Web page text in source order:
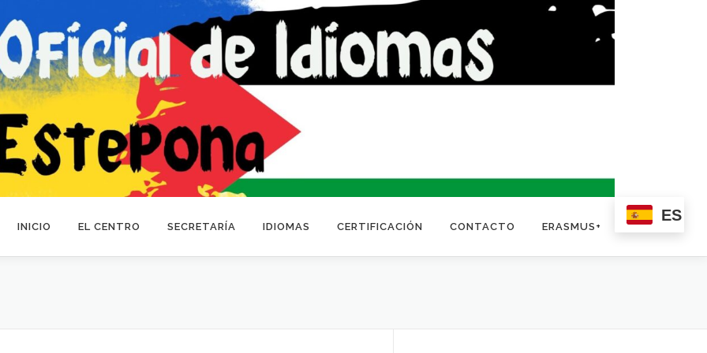
INICIO EL CENTRO SECRETARÍA IDIOMAS CERTIFICACIÓN CONTACTO ERASMUS+
ES